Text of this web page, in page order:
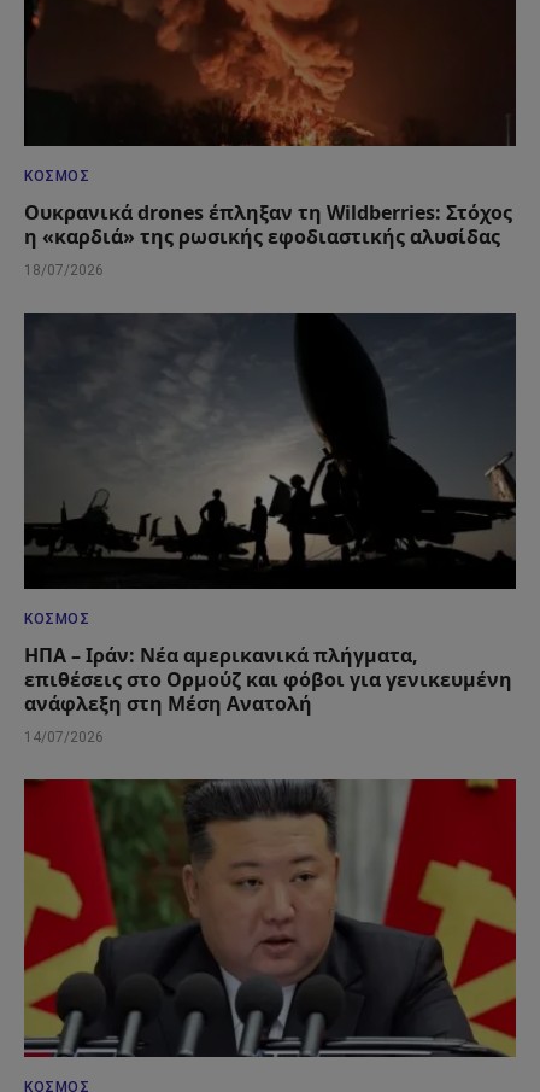
ΚΌΣΜΟΣ
Ουκρανικά drones έπληξαν τη Wildberries: Στόχος
η «καρδιά» της ρωσικής εφοδιαστικής αλυσίδας
18/07/2026
ΚΌΣΜΟΣ
ΗΠΑ – Ιράν: Νέα αμερικανικά πλήγματα,
επιθέσεις στο Ορμούζ και φόβοι για γενικευμένη
ανάφλεξη στη Μέση Ανατολή
14/07/2026
ΚΌΣΜΟΣ